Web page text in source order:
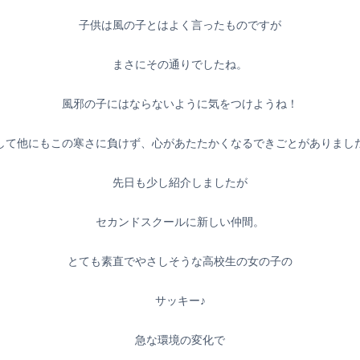
子供は風の子とはよく言ったものですが
まさにその通りでしたね。
風邪の子にはならないように気をつけようね！
て他にもこの寒さに負けず、心があたたかくなるできごとがありまし
先日も少し紹介しましたが
セカンドスクールに新しい仲間。
とても素直でやさしそうな高校生の女の子の
サッキー♪
急な環境の変化で